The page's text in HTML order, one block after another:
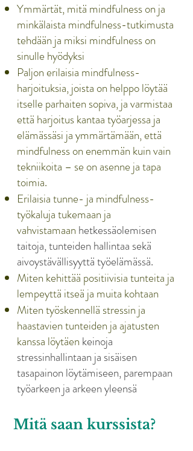
Ymmärtät, mitä mindfulness on ja
minkälaista mindfulness-tutkimusta
tehdään ja miksi mindfulness on
sinulle hyödyksi
Paljon erilaisia mindfulness-
harjoituksia, joista on helppo löytää
itselle parhaiten sopiva, ja varmistaa
että harjoitus kantaa työarjessa ja
elämässäsi ja ymmärtämään, että
mindfulness on enemmän kuin vain
tekniikoita – se on asenne ja tapa
toimia.
Erilaisia tunne- ja mindfulness-
työkaluja tukemaan ja
vahvistamaan hetkessäolemisen
taitoja, tunteiden hallintaa sekä
aivoystävällisyyttä työelämässä.
Miten kehittää positiivisia tunteita ja
lempeyttä itseä ja muita kohtaan
Miten työskennellä stressin ja
haastavien tunteiden ja ajatusten
kanssa löytäen keinoja
stressinhallintaan ja sisäisen
tasapainon löytämiseen, parempaan
työarkeen ja arkeen yleensä
kohdata läsnäolevasti kuunnellen.
Mitä saan kurssista?